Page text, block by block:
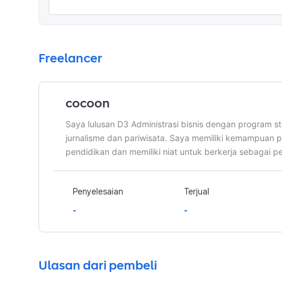
Freelancer
cocoon
Saya lulusan D3 Administrasi bisnis dengan program
jurnalisme dan pariwisata. Saya memiliki kemampuan
pendidikan dan memiliki niat untuk berkerja sebagai
Penyelesaian
-
Terjual
-
Ulasan dari pembeli